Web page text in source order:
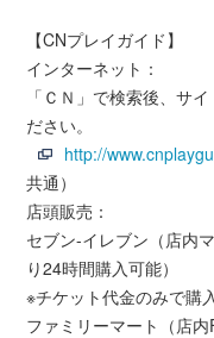
【CNプレイガイド】
インターネット：
「ＣＮ」で検索後、サ
ださい。
http://
共通）
店頭販売：
セブン-イレブン（店内
り24時間購入可能）
※チケット代金のみで購
ファミリーマート（店